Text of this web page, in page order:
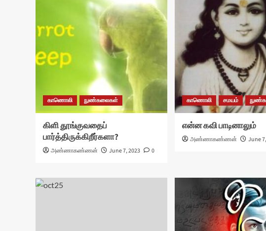
காணொலி நுண்கலைகள்
கிளி தூங்குவதைப்
பார்த்திருக்கிறீர்களா?
அண்ணாகண்ணன் June 7, 2023 0
காணொலி சமயம்
என்ன கவி பாடினாலும்
அண்ணாகண்ணன் June